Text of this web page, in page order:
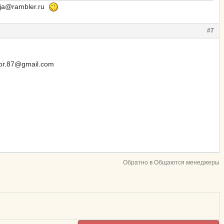
#7
Обратно в Общаются менеджеры